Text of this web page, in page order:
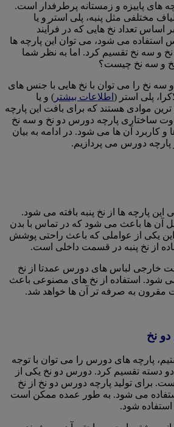
های پاییزه و زمستانه پرطرفدار است.
مختلفی مثل پنبه، پلی استر و یا
اساس تعداد نخ هایی که در فرآیند
استفاده می شود، می توان این پارچه ها
و سه نخ تقسیم کرد. اما به نظر شما
و سه نخ چیست؟
سه نخ را می توان با نخ هایی با جنس های
پلی استر ( اطلاعات بیشتر ) و یا
موادی هستند که برای بافت این پارچه
ساختاری پارچه دورس دو نخ و سه نخ
کاربرد آن ها می شود. در ادامه به بیان
پارچه دورس می پردازیم.
پارچه ها از نخ پنبه بافته می شود.
آن ها باعث می شود که در تماس با بدن
یکی از عواملی که باعث راحتی پوشش
از نخ پنبه در قسمت داخلی است.
خارجی لباس های دورس عمدتا از نخ
شود. استفاده از نخ های مصنوعی باعث
مقرون به صرفه تر آن ها خواهد شد.
نخ
پارچه های دورس را می توان با توجه
دو دسته تقسیم کرد. دورس دو نخ یکی از
برای تولید پارچه دورس دو نخ از نخ
می شود. به طور عمده ممکن است
استفاده شود.